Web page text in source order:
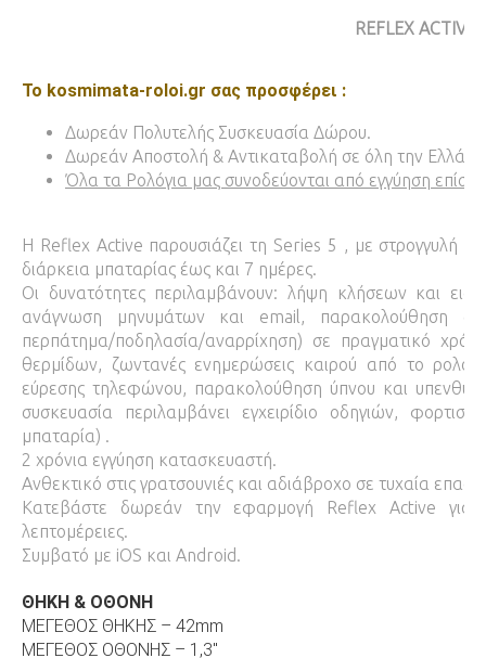
REFLEX ACTIVE
Το kosmimata-roloi.gr σας προσφέρει :
Δωρεάν Πολυτελής Συσκευασία Δώρου.
Δωρεάν Αποστολή & Αντικαταβολή σε όλη την
Όλα τα Ρολόγια μας συνοδεύονται από εγγύηση
Η Reflex Active παρουσιάζει τη Series 5 , με στρογγυλή
διάρκεια μπαταρίας έως και 7 ημέρες.
Οι δυνατότητες περιλαμβάνουν: λήψη κλήσεων και
ανάγνωση μηνυμάτων και email, παρακολούθηση
περπάτημα/ποδηλασία/αναρρίχηση) σε πραγματικό
θερμίδων, ζωντανές ενημερώσεις καιρού από το ρολόι
εύρεσης τηλεφώνου, παρακολούθηση ύπνου και
συσκευασία περιλαμβάνει εγχειρίδιο οδηγιών,
μπαταρία) .
2 χρόνια εγγύηση κατασκευαστή.
Ανθεκτικό στις γρατσουνιές και αδιάβροχο σε τυχαία
Κατεβάστε δωρεάν την εφαρμογή Reflex Active για
λεπτομέρειες.
Συμβατό με iOS και Android.
ΘΗΚΗ & ΟΘΟΝΗ
ΜΕΓΕΘΟΣ ΘΗΚΗΣ – 42mm
ΜΕΓΕΘΟΣ ΟΘΟΝΗΣ – 1,3″